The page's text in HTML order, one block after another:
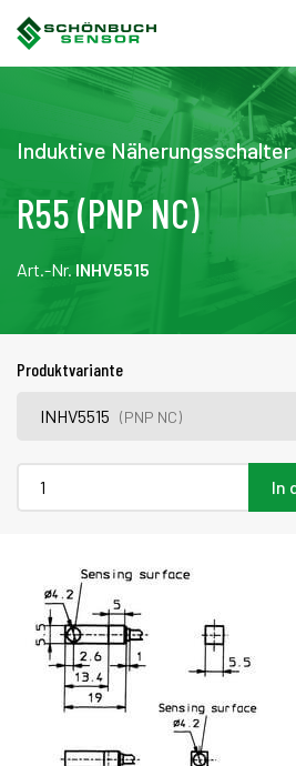
Induktive
R55 (PNP NC)
Art.-Nr. INHV5515
Produktvariante
INHV5515(PNP NC)
In